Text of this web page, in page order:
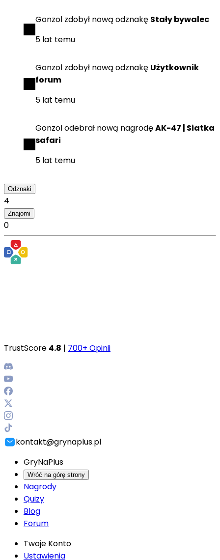
Gonzol zdobył nową odznakę Stały bywalec
5 lat temu
Gonzol zdobył nową odznakę Użytkownik
forum
5 lat temu
Gonzolodebrał nową nagrodęAK-47 | Siatka
safari
5 lat temu
Odznaki
4
Znajomi
0
TrustScore 4.8 | 700+ Opinii
kontakt@grynaplus.pl
GryNaPlus
Wróć na górę strony
Nagrody
Quizy
Blog
Forum
Twoje Konto
Ustawienia